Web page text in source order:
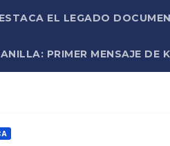
EL LEGADO
PRIMER MENSAJE DE